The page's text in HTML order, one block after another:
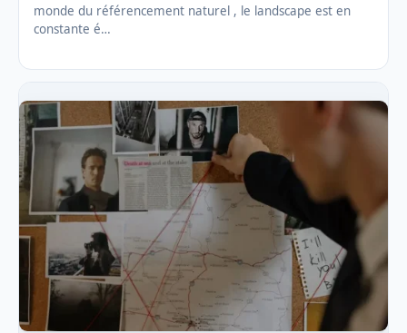
monde du référencement naturel , le landscape est en
constante é…